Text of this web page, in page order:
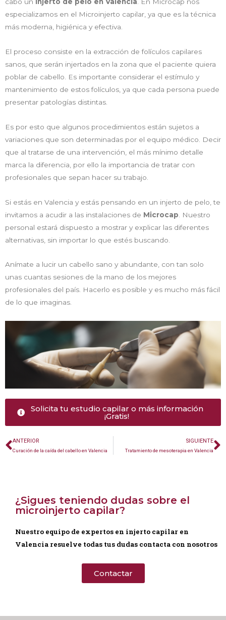
especializamos en el Microinjerto capilar, ya que es la técnica
más moderna, higiénica y efectiva.
El proceso consiste en la extracción de folículos capilares
sanos, que serán injertados en la zona que el paciente quiera
poblar de cabello. Es importante considerar el estímulo y
mantenimiento de estos folículos, ya que cada persona puede
presentar patologías distintas.
Es por esto que algunos procedimientos están sujetos a
variaciones que son determinadas por el equipo médico. Decir
que al tratarse de una intervención, el más mínimo detalle
marca la diferencia, por ello la importancia de tratar con
profesionales que sepan hacer su trabajo.
Si estás en Valencia y estás pensando en un injerto de pelo, te
invitamos a acudir a las instalaciones de Microcap . Nuestro
personal estará dispuesto a mostrar y explicar las diferentes
alternativas, sin importar lo que estés buscando.
Anímate a lucir un cabello sano y abundante, con tan solo
unas cuantas sesiones de la mano de los mejores
profesionales del país. Hacerlo es posible y es mucho más fácil
de lo que imaginas.
Solicita tu estudio capilar o más información
¡Gratis!
ANTERIOR
Curación de la caída del cabello en Valencia
SIGUIENTE
Tratamiento de mesoterapia en Valencia
¿Sigues teniendo dudas sobre el
microinjerto capilar?
Nuestro equipo de expertos en injerto capilar en
Valencia resuelve todas tus dudas contacta con nosotros
Contactar